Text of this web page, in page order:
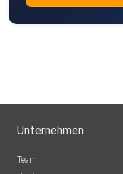
Unternehmen
Team